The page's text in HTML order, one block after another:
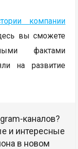
компании
вы сможете
фактами
на развитие
каналов?
и интересные
в новом